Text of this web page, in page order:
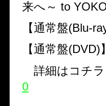
来へ～ to
【通常盤(Blu-
【通常盤(DVD)
詳細はコチ
0